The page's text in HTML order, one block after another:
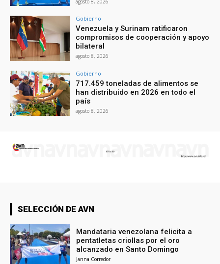
Gobierno
Venezuela y Surinam ratificaron
compromisos de cooperación y apoyo
bilateral
agosto 8, 2026
Gobierno
717.459 toneladas de alimentos se
han distribuido en 2026 en todo el
país
agosto 8, 2026
SELECCIÓN DE AVN
Mandataria venezolana felicita a
pentatletas criollas por el oro
alcanzado en Santo Domingo
Janna Corredor